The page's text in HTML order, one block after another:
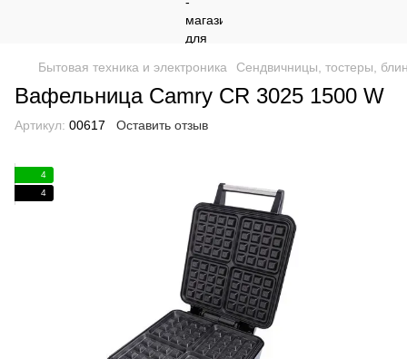
Бытовая техника и электроника Сендвичницы, тостеры,
Вафельница Camry CR 3025 1500 W
Артикул: 00617 Оставить отзыв
4
4